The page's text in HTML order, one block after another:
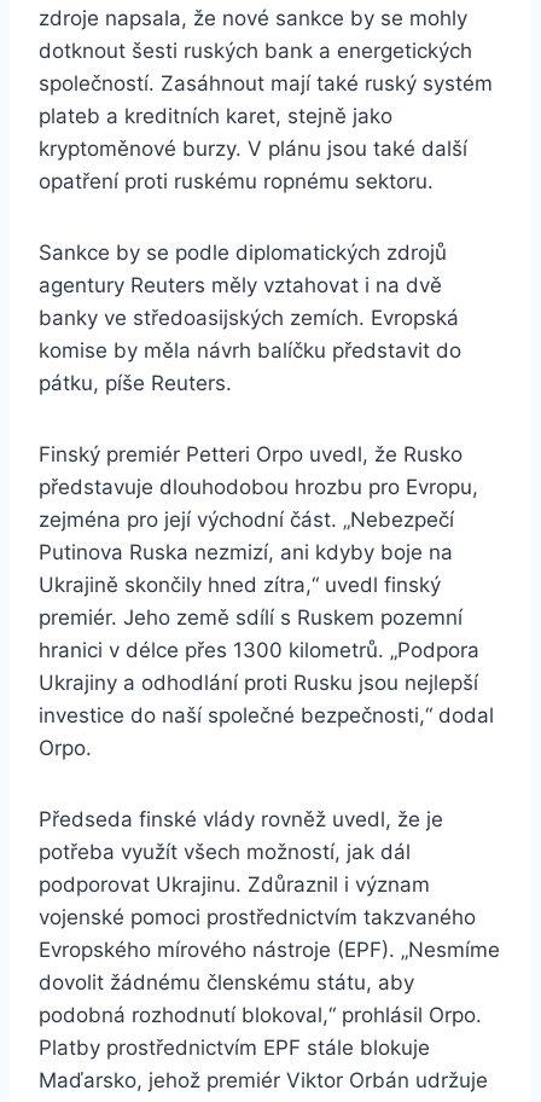
zdroje napsala, že nové sankce by se mohly
dotknout šesti ruských bank a energetických
společností. Zasáhnout mají také ruský systém
plateb a kreditních karet, stejně jako
kryptoměnové burzy. V plánu jsou také další
opatření proti ruskému ropnému sektoru.
Sankce by se podle diplomatických zdrojů
agentury Reuters měly vztahovat i na dvě
banky ve středoasijských zemích. Evropská
komise by měla návrh balíčku představit do
pátku, píše Reuters.
Finský premiér Petteri Orpo uvedl, že Rusko
představuje dlouhodobou hrozbu pro Evropu,
zejména pro její východní část. „Nebezpečí
Putinova Ruska nezmizí, ani kdyby boje na
Ukrajině skončily hned zítra,“ uvedl finský
premiér. Jeho země sdílí s Ruskem pozemní
hranici v délce přes 1300 kilometrů. „Podpora
Ukrajiny a odhodlání proti Rusku jsou nejlepší
investice do naší společné bezpečnosti,“ dodal
Orpo.
Předseda finské vlády rovněž uvedl, že je
potřeba využít všech možností, jak dál
podporovat Ukrajinu. Zdůraznil i význam
vojenské pomoci prostřednictvím takzvaného
Evropského mírového nástroje (EPF). „Nesmíme
dovolit žádnému členskému státu, aby
podobná rozhodnutí blokoval,“ prohlásil Orpo.
Platby prostřednictvím EPF stále blokuje
Maďarsko, jehož premiér Viktor Orbán udržuje